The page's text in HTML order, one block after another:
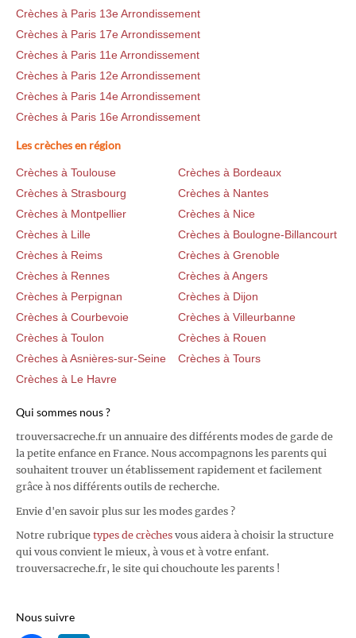
Crèches à Paris 13e Arrondissement
Crèches à Paris 17e Arrondissement
Crèches à Paris 11e Arrondissement
Crèches à Paris 12e Arrondissement
Crèches à Paris 14e Arrondissement
Crèches à Paris 16e Arrondissement
Les crèches en région
Crèches à Toulouse
Crèches à Bordeaux
Crèches à Strasbourg
Crèches à Nantes
Crèches à Montpellier
Crèches à Nice
Crèches à Lille
Crèches à Boulogne-Billancourt
Crèches à Reims
Crèches à Grenoble
Crèches à Rennes
Crèches à Angers
Crèches à Perpignan
Crèches à Dijon
Crèches à Courbevoie
Crèches à Villeurbanne
Crèches à Toulon
Crèches à Rouen
Crèches à Asnières-sur-Seine
Crèches à Tours
Crèches à Le Havre
Qui sommes nous ?
trouversacreche.fr un annuaire des différents modes de garde de
la petite enfance en France. Nous accompagnons les parents qui
souhaitent trouver un établissement rapidement et facilement
grâce à nos différents outils de recherche.
Envie d'en savoir plus sur les modes gardes ?
Notre rubrique types de crèches vous aidera à choisir la structure
qui vous convient le mieux, à vous et à votre enfant.
trouversacreche.fr, le site qui chouchoute les parents !
Nous suivre